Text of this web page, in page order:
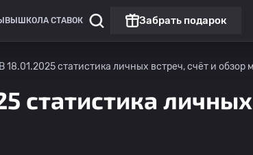
ШКОЛА СТАВОК Забрать подарок
статистика личных встреч, счёт и обзор
статистика